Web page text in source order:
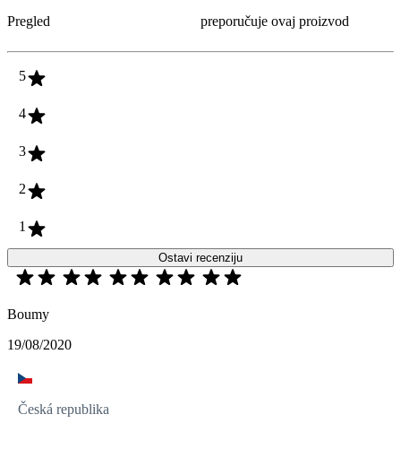
Pregled preporučuje ovaj proizvod
5
4
3
2
1
Ostavi recenziju
Boumy
19/08/2020
Česká republika